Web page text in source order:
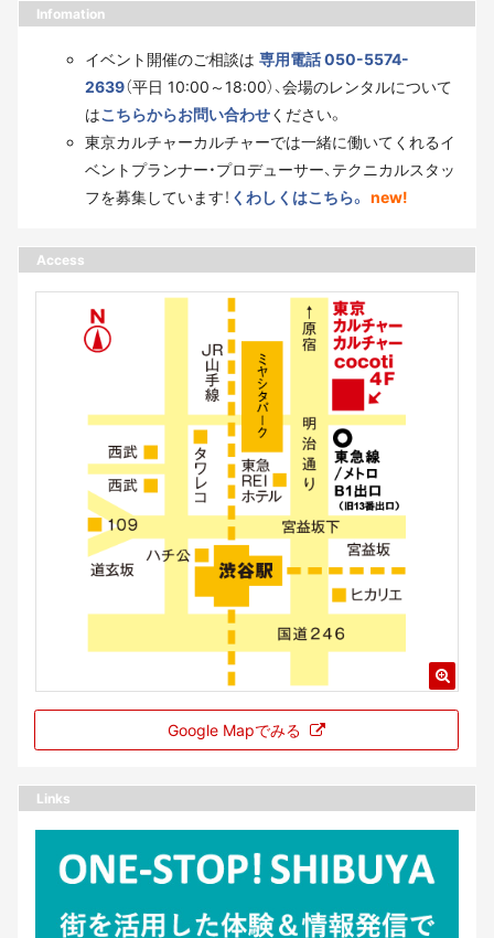
Infomation
イベント開催のご相談は 専用電話 050-5574-
2639（平日 10:00～18:00）、会場のレンタルについて
はこちらからお問い合わせください。
東京カルチャーカルチャーでは一緒に働いてくれるイ
ベントプランナー・プロデューサー、テクニカルスタッ
フを募集しています！ くわしくはこちら。 new!
Access
Google Mapでみる
Links